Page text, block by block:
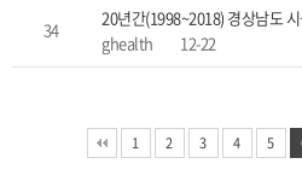
34
20년간(1998~2018) 경상남도
ghealth
12-22
1 2 3 4 5